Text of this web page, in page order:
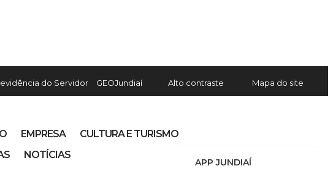
do Servidor GEOJundiaí Alto contraste Mapa do site
APP JUNDIAÍ
EMPRESA
CULTURA E TURISMO
NOTÍCIAS